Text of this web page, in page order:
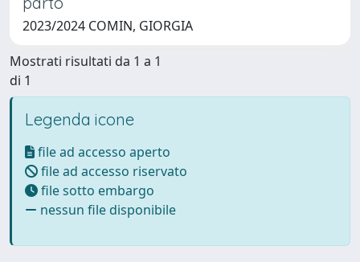
2023/2024 COMIN, GIORGIA
Mostrati risultati da 1 a 1
di 1
Legenda icone
file ad accesso aperto
file ad accesso riservato
file sotto embargo
nessun file disponibile